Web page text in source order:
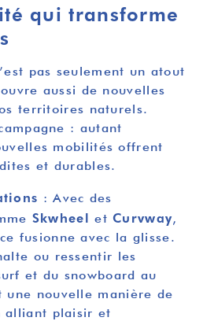
qui transforme
pas seulement un atout
aussi de nouvelles
territoires naturels.
: autant
mobilités offrent
et durables.
: Avec des
Skwheel etCurvway,
fusionne avec la glisse.
ou ressentir les
et du snowboard au
une nouvelle manière de
alliant plaisir et